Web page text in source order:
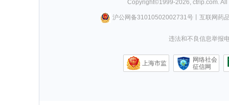
Copyright©1999-2026, ctrip.com.
沪公网备31010502002731号丨 互联网药
违法和不良信息举报
上海市监
网络社会
征信网